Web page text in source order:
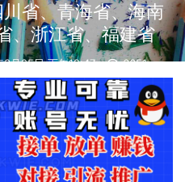
省、青海省、海南
、浙江省、福建省
月25日 下午12:47 6651